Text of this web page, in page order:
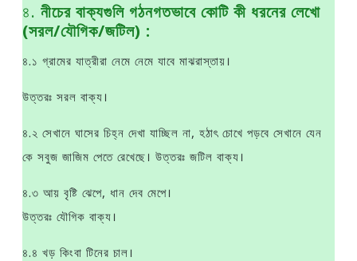
৪. নীচের বাক্যগুলি গঠনগতভাবে কোটি কী ধরনের লেখাে
(সরল/যৌগিক/জটিল) :
৪.১ গ্রামের যাত্রীরা নেমে নেমে যাবে মাঝরাস্তায়।
উত্তরঃ সরল বাক্য।
৪.২ সেখানে ঘাসের চিহ্ন দেখা যাচ্ছিল না, হঠাৎ চোখে পড়বে সেখানে যেন
কে সবুজ জাজিম পেতে রেখেছে। উত্তরঃ জটিল বাক্য।
৪.৩ আয় বৃষ্টি ঝেপে, ধান দেব মেপে।
উত্তরঃ যৌগিক বাক্য।
৪.৪ খড় কিংবা টিনের চাল।